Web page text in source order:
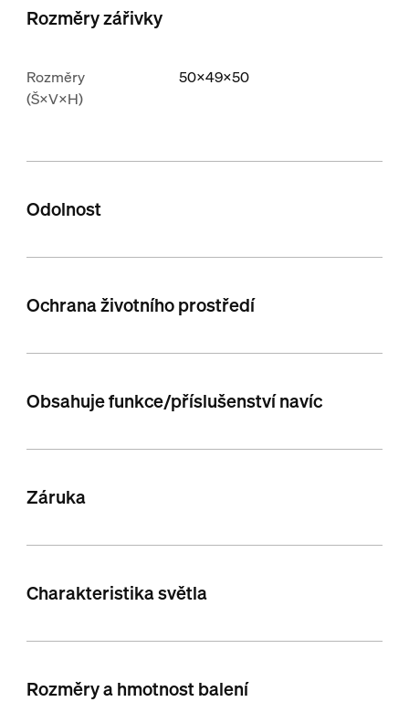
Rozměry zářivky
Rozměry
(Š×V×H)
50x49x50
Odolnost
Ochrana životního prostředí
Obsahuje funkce/příslušenství navíc
Záruka
Charakteristika světla
Rozměry a hmotnost balení